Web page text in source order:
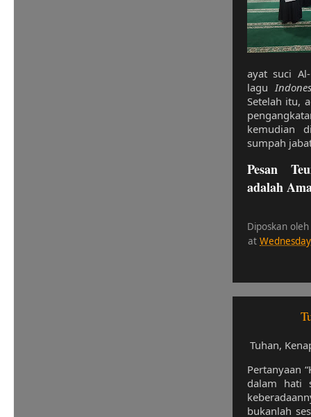
ayat suci
lagu
Setelah itu,
kemudian
sumpah
Pesan
adalah
Diposkan
at
Tuhan,
Pertanyaan
dalam hati
bukanlah